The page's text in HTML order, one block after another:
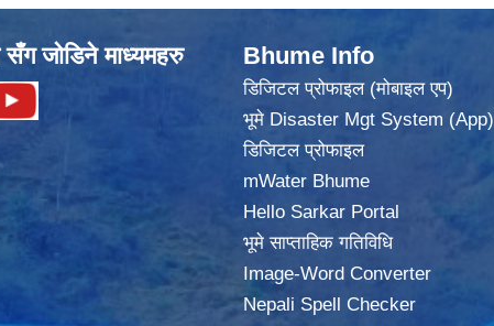
सँग जोडिने माध्यमहरु Bhume Info
डिजिटल प्रोफाइल (मोबाइल एप)
भूमे Disaster Mgt System (App)
डिजिटल प्रोफाइल
mWater Bhume
Hello Sarkar Portal
भूमे साप्ताहिक गतिविधि
Image-Word Converter
Nepali Spell Checker